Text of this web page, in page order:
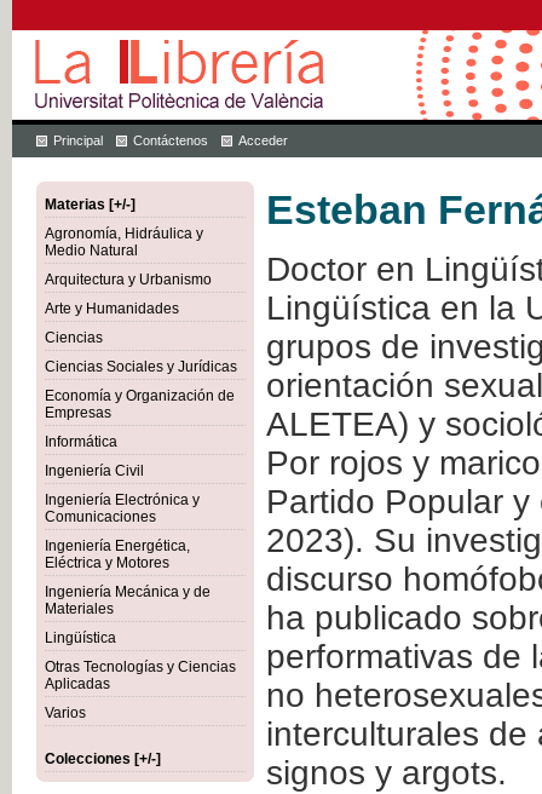
Principal Contáctenos Acceder
Materias [+/-]
Agronomía, Hidráulica y
Medio Natural
Arquitectura y Urbanismo
Arte y Humanidades
Ciencias
Ciencias Sociales y Jurídicas
Economía y Organización de
Empresas
Informática
Ingeniería Civil
Ingeniería Electrónica y
Comunicaciones
Ingeniería Energética,
Eléctrica y Motores
Ingeniería Mecánica y de
Materiales
Lingüística
Otras Tecnologías y Ciencias
Aplicadas
Varios
Colecciones [+/-]
Esteban
Doctor en
Lingüística en la
grupos de
orientación
ALETEA) y
Por rojos y
Partido Popular
2023). Su
discurso
ha publicado
performativas de
no
interculturales
signos y argots.